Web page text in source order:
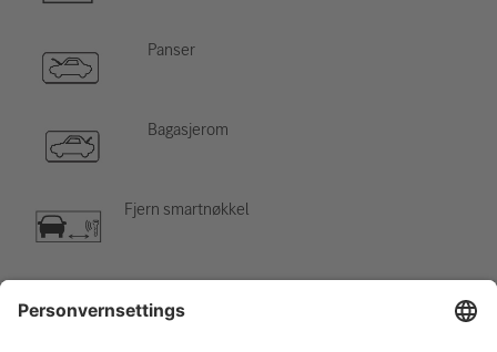
Panser
Bagasjerom
Fjern smartnøkkel